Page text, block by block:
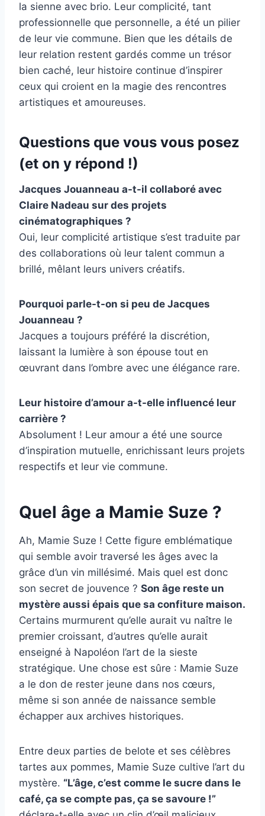
la sienne avec brio. Leur complicité, tant
professionnelle que personnelle, a été un pilier
de leur vie commune. Bien que les détails de
leur relation restent gardés comme un trésor
bien caché, leur histoire continue d’inspirer
ceux qui croient en la magie des rencontres
artistiques et amoureuses.
Questions que vous vous posez
(et on y répond !)
Jacques Jouanneau a-t-il collaboré avec
Claire Nadeau sur des projets
cinématographiques ?
Oui, leur complicité artistique s’est traduite par
des collaborations où leur talent commun a
brillé, mêlant leurs univers créatifs.
Pourquoi parle-t-on si peu de Jacques
Jouanneau ?
Jacques a toujours préféré la discrétion,
laissant la lumière à son épouse tout en
œuvrant dans l’ombre avec une élégance rare.
Leur histoire d’amour a-t-elle influencé leur
carrière ?
Absolument ! Leur amour a été une source
d’inspiration mutuelle, enrichissant leurs projets
respectifs et leur vie commune.
Quel âge a Mamie Suze ?
Ah, Mamie Suze ! Cette figure emblématique
qui semble avoir traversé les âges avec la
grâce d’un vin millésimé. Mais quel est donc
son secret de jouvence ? Son âge reste un
mystère aussi épais que sa confiture maison.
Certains murmurent qu’elle aurait vu naître le
premier croissant, d’autres qu’elle aurait
enseigné à Napoléon l’art de la sieste
stratégique. Une chose est sûre : Mamie Suze
a le don de rester jeune dans nos cœurs,
même si son année de naissance semble
échapper aux archives historiques.
Entre deux parties de belote et ses célèbres
tartes aux pommes, Mamie Suze cultive l’art du
mystère. “L’âge, c’est comme le sucre dans le
café, ça se compte pas, ça se savoure !”